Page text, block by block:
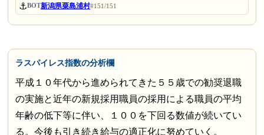
⚓BOT新潟県粟島浦村#151/151
ラスパイレス指数の分析欄
平成１０年代から進められてきた５５歳での勧奨退職
の実施と近年の新規採用職員の採用による職員の平均
年齢の低下等に伴い、１００を下回る数値が続いてい
る。今後も引き続き給与の適正化に努めていく。